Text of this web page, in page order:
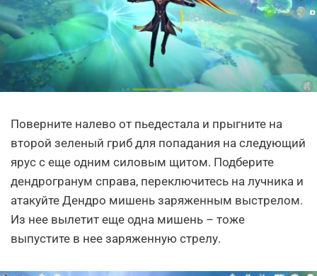
Поверните налево от пьедестала и прыгните на
второй зеленый гриб для попадания на следующий
ярус с еще одним силовым щитом. Подберите
дендрогранум справа, переключитесь на лучника и
атакуйте Дендро мишень заряженным выстрелом.
Из нее вылетит еще одна мишень – тоже
выпустите в нее заряженную стрелу.